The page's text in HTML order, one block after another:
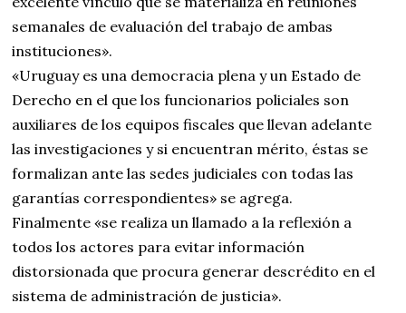
semanales de evaluación del trabajo de ambas
instituciones».
«Uruguay es una democracia plena y un Estado de
Derecho en el que los funcionarios policiales son
auxiliares de los equipos fiscales que llevan adelante
las investigaciones y si encuentran mérito, éstas se
formalizan ante las sedes judiciales con todas las
garantías correspondientes» se agrega.
Finalmente «se realiza un llamado a la reflexión a
todos los actores para evitar información
distorsionada que procura generar descrédito en el
sistema de administración de justicia».